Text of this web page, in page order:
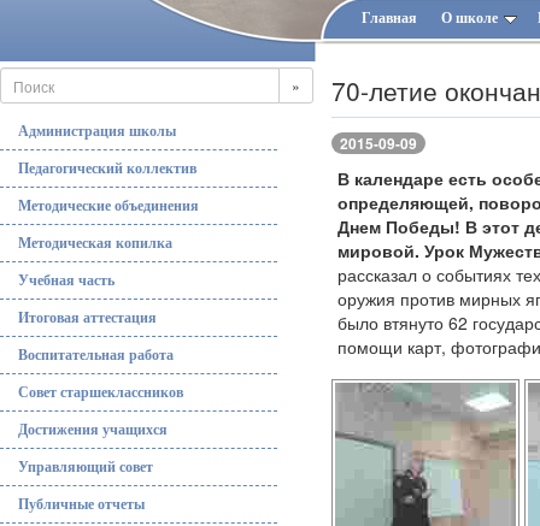
Главная О школе
»
Администрация школы
Педагогический коллектив
Методические объединения
Методическая копилка
Учебная часть
Итоговая аттестация
Воспитательная работа
Совет старшеклассников
Достижения учащихся
Управляющий совет
Публичные отчеты
70-летие
2015-09-09
В календаре есть
определяющей,
Днем Победы! В этот
мировой. Урок
рассказал о событиях
оружия против мирных
было втянуто 62
помощи карт,